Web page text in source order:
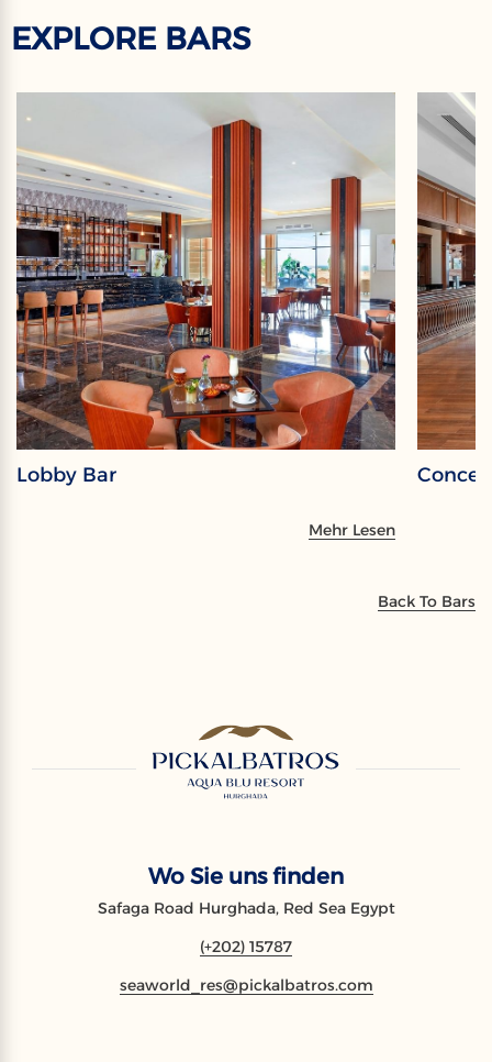
EXPLORE BARS
Lobby Bar
Mehr Lesen
Back To Bars
Wo Sie uns finden
Safaga Road Hurghada, Red Sea Egypt
(+202) 15787
seaworld_res@pickalbatros.com